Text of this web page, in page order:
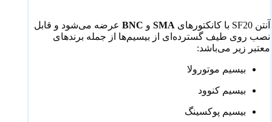
آنتن SF20 با کانکتورهای SMA و BNC عرضه می‌شود و قابل
نصب روی طیف گسترده‌ای از بیسیم‌ها از جمله برندهای
معتبر زیر می‌باشد:
بیسیم موتورولا
بیسیم کنوود
بیسیم پوکسینگ